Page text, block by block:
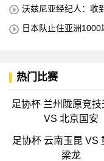
沃兹尼亚经纪人：收
日本队止住亚洲
热门比赛
足协杯 兰州陇原竞技
VS 北京国安
足协杯 云南玉昆 VS
梁龙